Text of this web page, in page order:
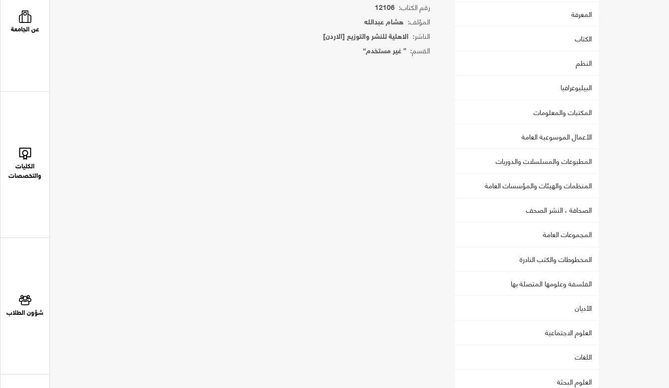
عن الجامعة
الكليات
والتخصصات
شؤون الطلاب
المعرفة
الكتاب
النظم
البيليوغرافيا
المكتبات والمعلومات
الأعمال الموسوعية العامة
المطبوعات والمسلسلات والدوريات
المنظمات والهيئات والمؤسسات العامة
الصحافة ، النشر الصحف
المجموعات العامة
المخطوطات والكتب النادرة
الفلسفة وعلومها المتصلة بها
الأديان
العلوم الاجتماعية
اللغات
العلوم البحثة
رقم الكتاب: 12106
المؤلف: هشام عبدالله
الناشر: الاهلية للنشر والتوزيع [الاردن]
القسم: { غير مستخدم}